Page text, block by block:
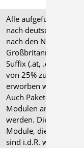
Alle aufgeführten
nach deutschen
nach den Normen für
Großbritannien
Suffix (.at, .ch, .it
von 25% zusammen
erworben werden.
Auch Pakete können
Modulen anderer
werden. Die
Module, die zum
sind i.d.R. weniger